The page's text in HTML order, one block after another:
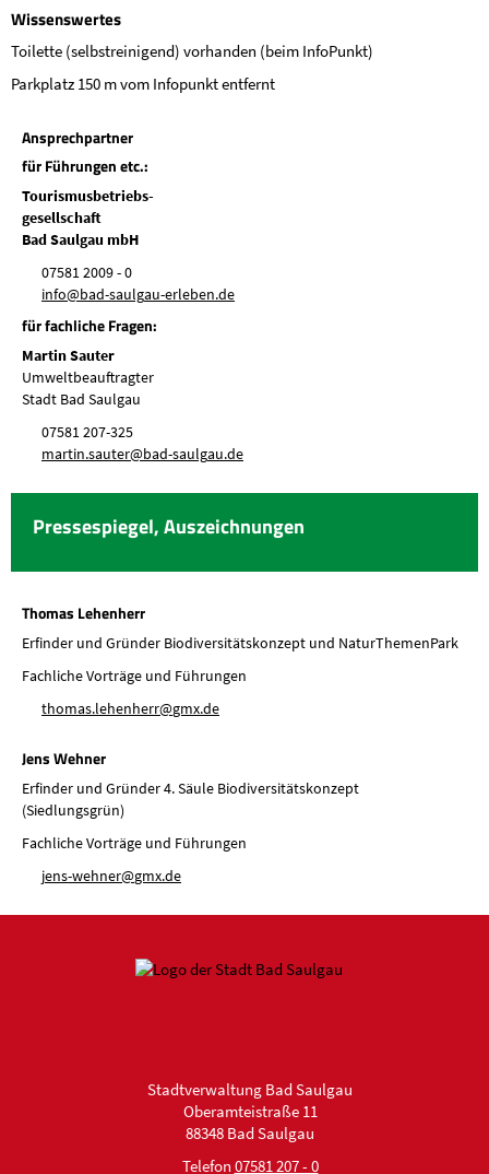
Wissenswertes
Toilette (selbstreinigend) vorhanden (beim InfoPunkt)
Parkplatz 150 m vom Infopunkt entfernt
Ansprechpartner
für Führungen etc.:
Tourismusbetriebs-
gesellschaft
Bad Saulgau mbH
07581 2009 - 0
nf
b d-s lg - rl b n d
für fachliche Fragen:
Martin Sauter
Umweltbeauftragter
Stadt Bad Saulgau
07581 207-325
m rt n s t r b d-s lg d
Pressespiegel, Auszeichnungen
Thomas Lehenherr
Erfinder und Gründer Biodiversitätskonzept und NaturThemenPark
Fachliche Vorträge und Führungen
th m s l h nh rr gmxd
Jens Wehner
Erfinder und Gründer 4. Säule Biodiversitätskonzept
(Siedlungsgrün)
Fachliche Vorträge und Führungen
j ns-w hn r gmxd
Stadtverwaltung Bad Saulgau
Oberamteistraße 11
88348 Bad Saulgau
Telefon 07581 207 - 0